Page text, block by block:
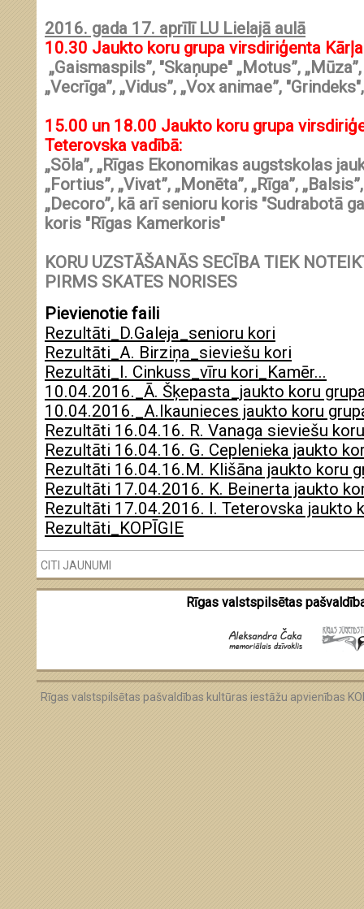
2016. gada 17. aprīlī LU Lielajā aulā
10.30 Jaukto koru grupa virsdiriģenta
„Gaismaspils”, "Skaņupe" „Motus”, „Mūza”,
„Vecrīga”, „Vidus”, „Vox animae”,
15.00 un 18.00 Jaukto koru grupa
Teterovska vadībā:
„Sōla”, „Rīgas Ekonomikas augstskolas
„Fortius”, „Vivat”, „Monēta”, „Rīga”,
„Decoro”, kā arī senioru koris "Sudrabotā
koris "Rīgas Kamerkoris"
KORU UZSTĀŠANĀS SECĪBA TIEK
PIRMS SKATES NORISES
Pievienotie faili
Rezultāti_D.Galeja_senioru kori
Rezultāti_A. Birziņa_sieviešu kori
Rezultāti_I. Cinkuss_vīru kori_Kamēr...
10.04.2016._Ā. Šķepasta_jaukto koru
10.04.2016._A.Ikaunieces jaukto koru
Rezultāti 16.04.16. R. Vanaga sieviešu
Rezultāti 16.04.16. G. Ceplenieka jaukto
Rezultāti 16.04.16.M. Klišāna jaukto koru
Rezultāti 17.04.2016. K. Beinerta jaukto
Rezultāti 17.04.2016. I. Teterovska jaukto
Rezultāti_KOPĪGIE
CITI JAUNUMI
Rīgas valstspilsētas
Rīgas valstspilsētas pašvaldības kultūras iestāžu apvienības